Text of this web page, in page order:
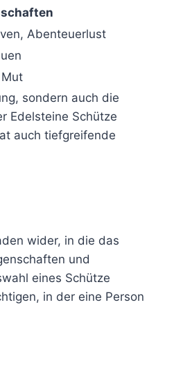
Abenteuerlust
sondern auch die
Edelsteine Schütze
auch tiefgreifende
wider, in die das
und
eines Schütze
in der eine Person